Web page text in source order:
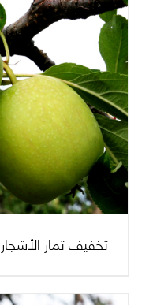
تخفيف ثمار الأشجار